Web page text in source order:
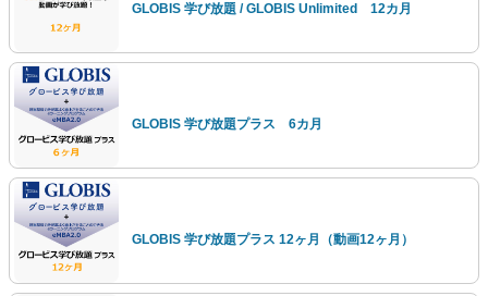
GLOBIS 学び放題 / GLOBIS Unlimited 12カ月
GLOBIS 学び放題プラス 6カ月
GLOBIS 学び放題プラス 12ヶ月（動画12ヶ月）